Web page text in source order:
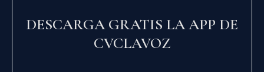
DESCARGA GRATIS LA APP DE
CVCLAVOZ